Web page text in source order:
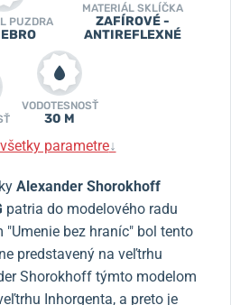
PUZDRA
MATERIÁL SKLÍČKA
ZAFÍROVÉ -
ANTIREFLEXNÉ
VODOTESNOSŤ
30 M
parametre↓
Alexander Shorokhoff
patria do modelového radu
"Umenie bez hraníc" bol tento
predstavený na veľtrhu
Shorokhoff týmto modelom
Inhorgenta, a preto je